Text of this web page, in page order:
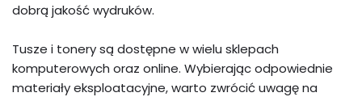
dobrą jakość wydruków.
Tusze i tonery są dostępne w wielu sklepach
komputerowych oraz online. Wybierając odpowiednie
materiały eksploatacyjne, warto zwrócić uwagę na